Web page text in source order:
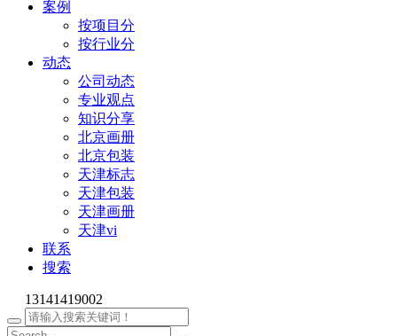
案例
按项目分
按行业分
动态
公司动态
专业观点
知识分享
北京画册
北京包装
天津标志
天津包装
天津画册
天津vi
联系
搜索
13141419002